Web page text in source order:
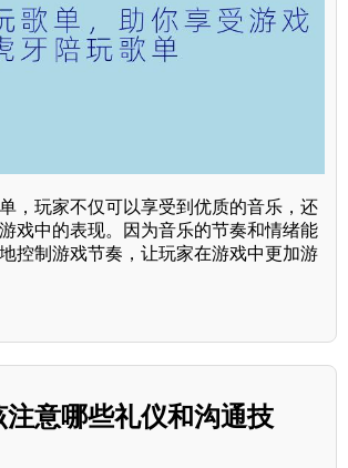
，玩家不仅可以享受到优质的音乐，还
戏中的表现。因为音乐的节奏和情绪能
控制游戏节奏，让玩家在游戏中更加游
注意哪些礼仪和沟通技